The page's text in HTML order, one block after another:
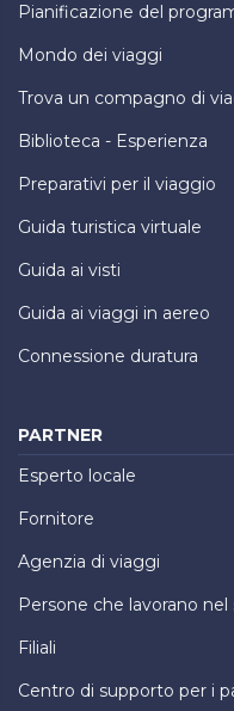
Pianificazione del
Mondo dei viaggi
Trova un compagno di
Biblioteca - Esperienza
Preparativi per il viaggio
Guida turistica virtuale
Guida ai visti
Guida ai viaggi in aereo
Connessione duratura
PARTNER
Esperto locale
Fornitore
Agenzia di viaggi
Persone che lavorano
Filiali
Centro di supporto per i